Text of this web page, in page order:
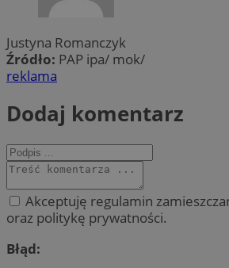
Justyna Romanczyk
Źródło: PAP ipa/ mok/
reklama
Dodaj komentarz
Akceptuję regulamin
oraz politykę prywatności.
Błąd: